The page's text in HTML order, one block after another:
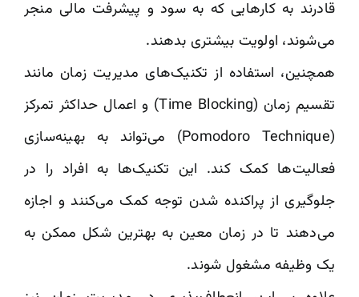
قادرند به کارهایی که به سود و پیشرفت مالی منجر
می‌شوند، اولویت بیشتری بدهند.
همچنین، استفاده از تکنیک‌های مدیریت زمان مانند
تقسیم زمان (Time Blocking) و اعمال حداکثر تمرکز
(Pomodoro Technique) می‌تواند به بهینه‌سازی
فعالیت‌ها کمک کند. این تکنیک‌ها به افراد را در
جلوگیری از پراکنده شدن توجه کمک می‌کنند و اجازه
می‌دهند تا در زمان معین به بهترین شکل ممکن به
یک وظیفه مشغول شوند.